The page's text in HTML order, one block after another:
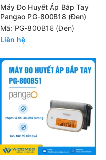
Máy Đo Huyết Áp Bắp Tay
Pangao PG-800B18 (Đen)
Mã: PG-800B18 (Đen)
Liên hệ